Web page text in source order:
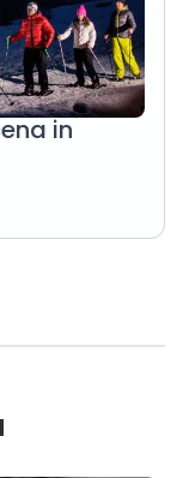
in